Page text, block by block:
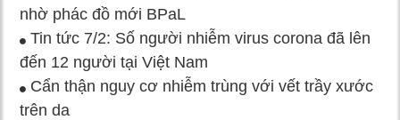
nhờ phác đồ mới BPaL
Tin tức 7/2: Số người nhiễm virus corona đã lên
đến 12 người tại Việt Nam
Cẩn thận nguy cơ nhiễm trùng với vết trầy xước
trên da